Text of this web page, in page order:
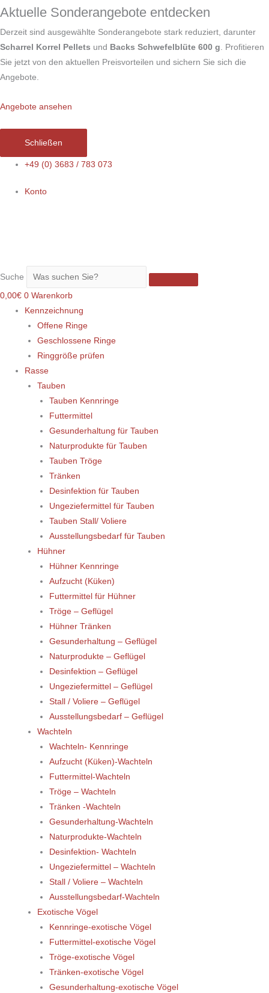
Aktuelle Sonderangebote entdecken
Derzeit sind ausgewählte Sonderangebote stark reduziert, darunter
Scharrel Korrel Pellets und Backs Schwefelblüte 600 g. Profitieren
Sie jetzt von den aktuellen Preisvorteilen und sichern Sie sich die
Angebote.
Angebote ansehen
Schließen
Zum
springen
+49 (0) 3683 / 783 073
Konto
Suche
0,00€ 0 Warenkorb
Kennzeichnung
Offene Ringe
Geschlossene Ringe
Ringgröße prüfen
Rasse
Tauben
Tauben Kennringe
Futtermittel
Gesunderhaltung für Tauben
Naturprodukte für Tauben
Tauben Tröge
Tränken
Desinfektion für Tauben
Ungeziefermittel für Tauben
Tauben Stall/ Voliere
Ausstellungsbedarf für Tauben
Hühner
Hühner Kennringe
Aufzucht (Küken)
Futtermittel für Hühner
Tröge – Geflügel
Hühner Tränken
Gesunderhaltung – Geflügel
Naturprodukte – Geflügel
Desinfektion – Geflügel
Ungeziefermittel – Geflügel
Stall / Voliere – Geflügel
Ausstellungsbedarf – Geflügel
Wachteln
Wachteln- Kennringe
Aufzucht (Küken)-Wachteln
Futtermittel-Wachteln
Tröge – Wachteln
Tränken -Wachteln
Gesunderhaltung-Wachteln
Naturprodukte-Wachteln
Desinfektion- Wachteln
Ungeziefermittel – Wachteln
Stall / Voliere – Wachteln
Ausstellungsbedarf-Wachteln
Exotische Vögel
Kennringe-exotische Vögel
Futtermittel-exotische Vögel
Tröge-exotische Vögel
Tränken-exotische Vögel
Gesunderhaltung-exotische Vögel